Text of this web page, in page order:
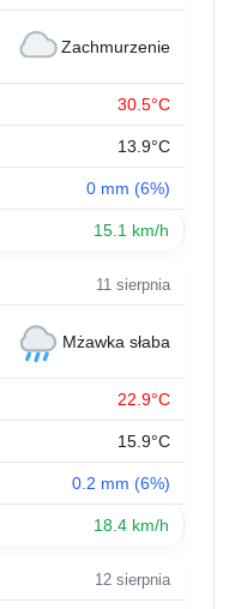
Zachmurzenie
30.5°C
13.9°C
0 mm (6%)
15.1 km/h
11 sierpnia
Mżawka słaba
22.9°C
15.9°C
0.2 mm (6%)
18.4 km/h
12 sierpnia